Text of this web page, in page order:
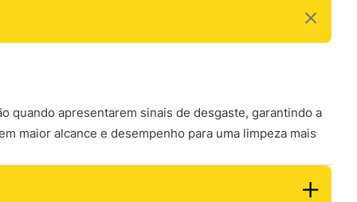
quando apresentarem sinais de desgaste, garantindo a
maior alcance e desempenho para uma limpeza mais